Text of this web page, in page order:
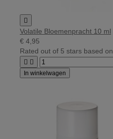

Volatile Bloemenpracht 10 ml
€ 4,95
Rated out of 5 stars based on
 
In winkelwagen